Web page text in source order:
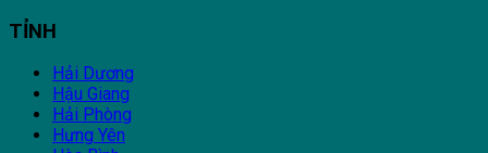
TỈNH
Hải Dương
Hậu Giang
Hải Phòng
Hưng Yên